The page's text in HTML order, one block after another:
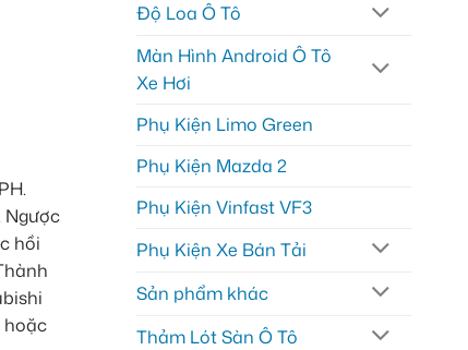
Ngược
hồi
hoặc
Độ Loa Ô Tô
Màn Hình Android Ô Tô
Xe Hơi
Phụ Kiện Limo Green
Phụ Kiện Mazda 2
Phụ Kiện Vinfast VF3
Phụ Kiện Xe Bán Tải
Sản phẩm khác
Thảm Lót Sàn Ô Tô